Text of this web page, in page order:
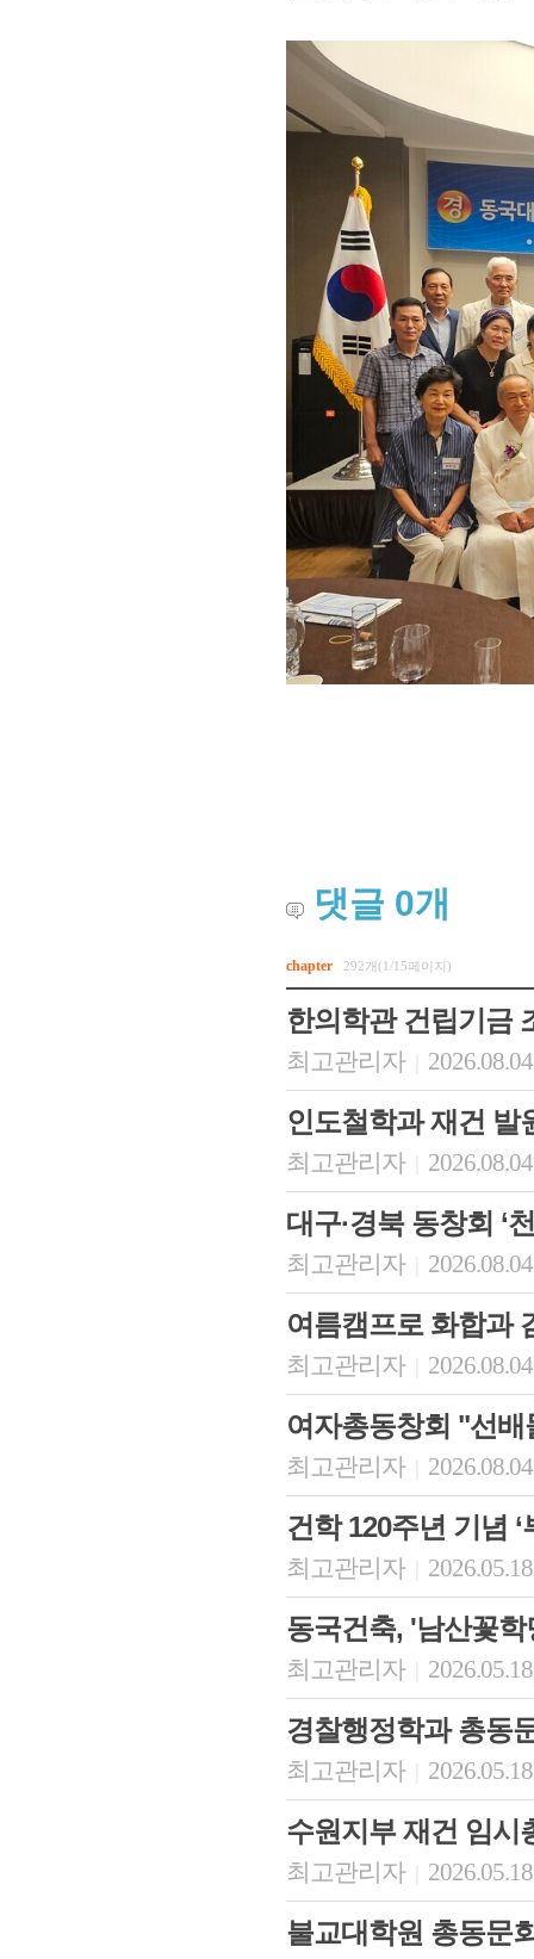
댓글 0개
chapter 292개(1/15페이지)
한의학관 건립기금
최고관리자
인도철학과 재건 발
최고관리자
대구·경북 동창회 ‘
최고관리자
여름캠프로 화합과
최고관리자
여자총동창회 "선
최고관리자
건학 120주년 기념
최고관리자
동국건축, '남산꽃
최고관리자
경찰행정학과 총동
최고관리자
수원지부 재건 임시
최고관리자
불교대학원 총동문